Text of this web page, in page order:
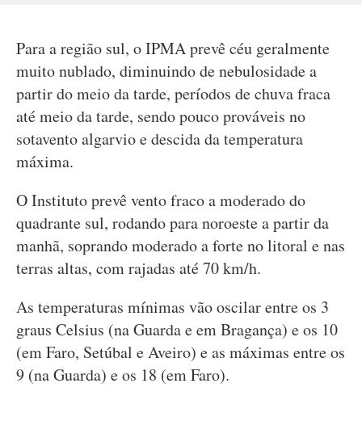
Para a região sul, o IPMA prevê céu geralmente
muito nublado, diminuindo de nebulosidade a
partir do meio da tarde, períodos de chuva fraca
até meio da tarde, sendo pouco prováveis no
sotavento algarvio e descida da temperatura
máxima.
O Instituto prevê vento fraco a moderado do
quadrante sul, rodando para noroeste a partir da
manhã, soprando moderado a forte no litoral e nas
terras altas, com rajadas até 70 km/h.
As temperaturas mínimas vão oscilar entre os 3
graus Celsius (na Guarda e em Bragança) e os 10
(em Faro, Setúbal e Aveiro) e as máximas entre os
9 (na Guarda) e os 18 (em Faro).